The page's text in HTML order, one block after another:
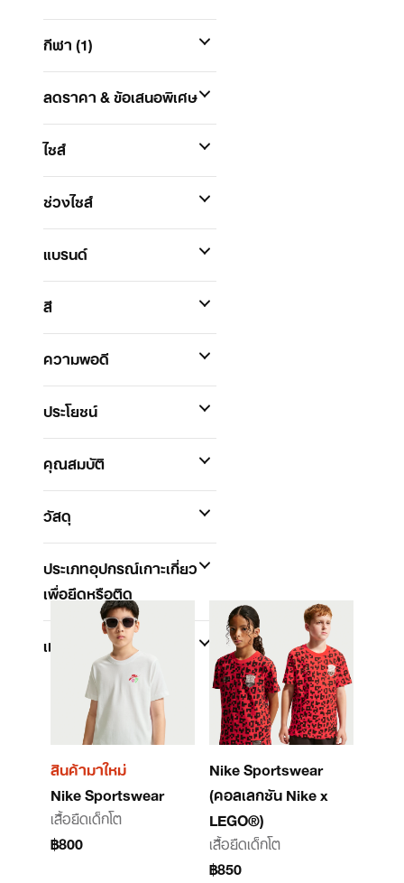
กีฬา(1)
ลดราคา & ข้อเสนอพิเศษ
ไซส์
ช่วงไซส์
แบรนด์
สี
ความพอดี
ประโยชน์
คุณสมบัติ
วัสดุ
ประเภทอุปกรณ์เกาะเกี่ยว
เพื่อยึดหรือติด
เทคโนโลยี
สินค้ามาใหม่
Nike Sportswear
เสื้อยืดเด็กโต
฿800
Nike Sportswear
(คอลเลกชัน Nike x
LEGO®)
เสื้อยืดเด็กโต
฿850